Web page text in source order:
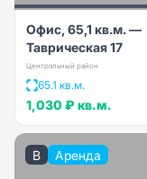
Офис, 65,1 кв.м. —
Таврическая 17
Центральный район
65.1 кв.м.
1,030 ₽ кв.м.
B Аренда